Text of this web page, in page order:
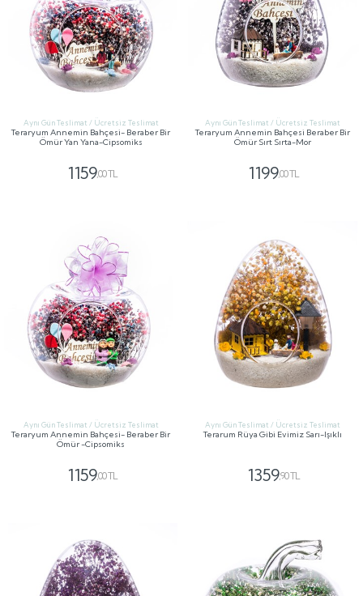
Aynı Gün Teslimat / Ücretsiz Teslimat
Teraryum Annemin Bahçesi- Beraber Bir
Ömür Yan Yana-Cipsomiks
1159,00 TL
Aynı Gün Teslimat / Ücretsiz Teslimat
Teraryum Annemin Bahçesi Beraber Bir
Ömür Sırt Sırta-Mor
1199,00 TL
Aynı Gün Teslimat / Ücretsiz Teslimat
Teraryum Annemin Bahçesi- Beraber Bir
Ömür -Cipsomiks
1159,00 TL
Aynı Gün Teslimat / Ücretsiz Teslimat
Terarum Rüya Gibi Evimiz Sarı-Işıklı
1359,90 TL